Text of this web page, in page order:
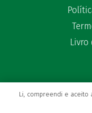
Livro
Li, compreendi e aceito